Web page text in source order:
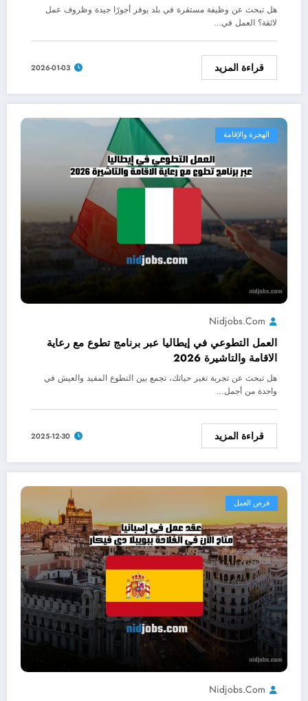
هل تبحث عن وظيفة مستقرة في بلد يوفر أجورًا جيدة وظروف عمل
لائقة؟ العمل في…
قراءة المزيد 2026-01-03
الهجرة والإقامة
Nidjobs.com
العمل التطوعي في إيطاليا عبر برنامج تطوع مع رعاية
الاقامة والتاشيرة 2026
هل تبحث عن تجربة تغير حياتك، تجمع بين التطوع المفيد والعيش في
واحدة من أجمل…
قراءة المزيد 2025-12-30
فرص العمل
Nidjobs.com